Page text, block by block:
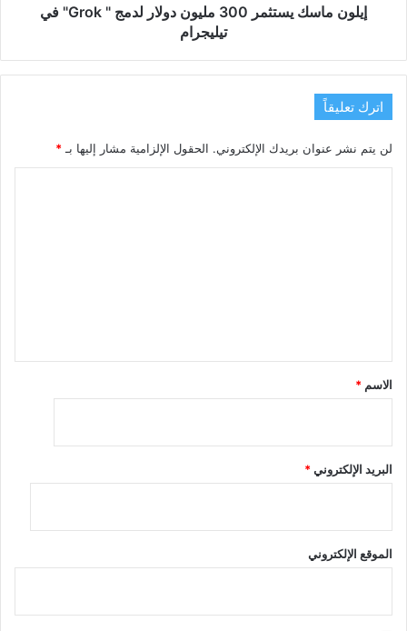
إيلون ماسك يستثمر 300 مليون دولار لدمج " Grok" في
تيليجرام
اترك تعليقاً
لن يتم نشر عنوان بريدك الإلكتروني. الحقول الإلزامية مشار إليها بـ*
الاسم *
البريد الإلكتروني*
الموقع الإلكتروني